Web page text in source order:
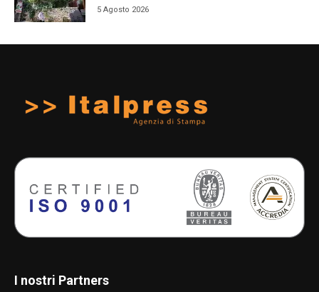
5 Agosto 2026
I nostri Partners